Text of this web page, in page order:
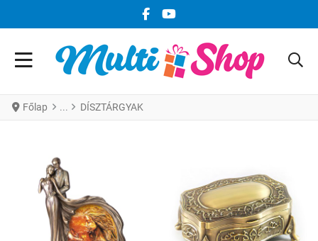
FACEBOOK KÖZÖSSÉGI LINK
YOUTUBE KÖZÖSSÉGI LINK
Főlap DÍSZTÁRGYAK